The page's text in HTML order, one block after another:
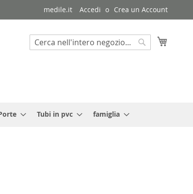
medile.it Accedi Crea un Account
Cerca
Tubi in pvc famiglia